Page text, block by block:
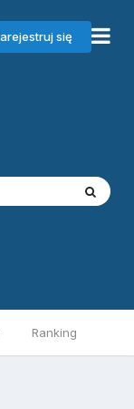
się
Ranking